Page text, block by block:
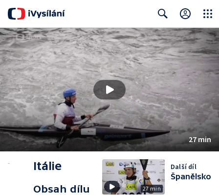
Search Close
27 min
Itálie
Obsah dílu
27 min
Další díl
Španělsko